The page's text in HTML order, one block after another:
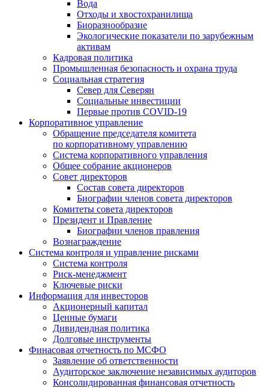
Вода
Отходы и хвостохранилища
Биоразнообразие
Экологические показатели по зарубежным
активам
Кадровая политика
Промышленная безопасность и охрана труда
Социальная стратегия
Север для Северян
Социальные инвестиции
Первые против COVID‑19
Корпоративное управление
Обращение председателя комитета
по корпоративному управлению
Система корпоративного управления
Общее собрание акционеров
Совет директоров
Состав совета директоров
Биографии членов совета директоров
Комитеты совета директоров
Президент и Правление
Биографии членов правления
Вознаграждение
Система контроля и управление рисками
Система контроля
Риск-менеджмент
Ключевые риски
Информация для инвесторов
Акционерный капитал
Ценные бумаги
Дивидендная политика
Долговые инструменты
Финасовая отчетность по МСФО
Заявление об ответственности
Аудиторское заключение независимых аудиторов
Консолидированная финансовая отчетность